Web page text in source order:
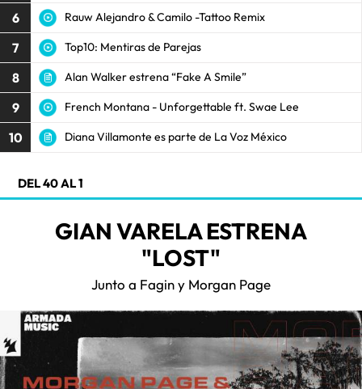
6 Rauw Alejandro & Camilo -Tattoo Remix
7 Top10: Mentiras de Parejas
8 Alan Walker estrena “Fake A Smile”
9 French Montana - Unforgettable ft. Swae Lee
10 Diana Villamonte es parte de La Voz México
DEL 40 AL 1
GIAN VARELA ESTRENA
"LOST"
Junto a Fagin y Morgan Page